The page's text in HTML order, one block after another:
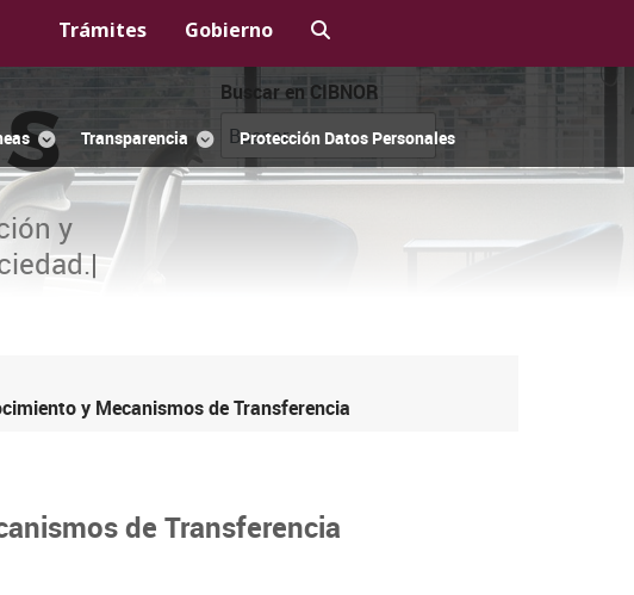
Trámites Gobierno
Transparencia Protección Datos Personales
y
|
Buscar en CIBNOR
y Mecanismos de Transferencia
de Transferencia